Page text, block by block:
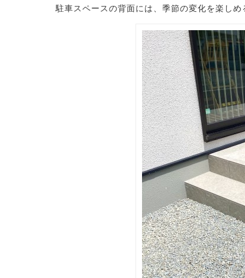
駐車スペースの背面には、季節の変化を楽しめ